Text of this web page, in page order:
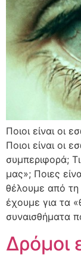
Ποιοι είναι οι
Ποιοι είναι οι
συμπεριφορά;
μας»; Ποιες
θέλουμε από τη
έχουμε για τα
συναισθήματα
Δρόμοι